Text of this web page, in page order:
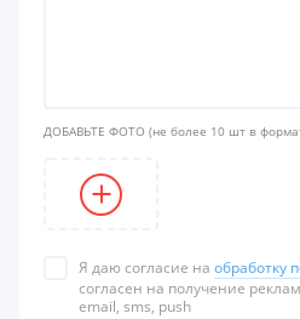
ДОБАВЬТЕ ФОТО (не более 10 шт в
Я даю согласие на обработку
согласен на получение
email, sms, push